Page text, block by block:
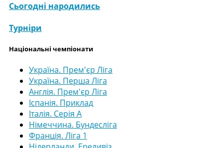
Сьогодні народились
Турніри
Національні чемпіонати
Україна. Прем'єр Ліга
Україна. Перша Ліга
Англія. Прем'єр Ліга
Іспанія. Приклад
Італія. Серія А
Німеччина. Бундесліга
Франція. Ліга 1